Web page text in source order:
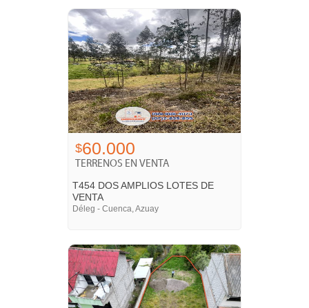
$60.000
TERRENOS EN VENTA
T454 DOS AMPLIOS LOTES DE
VENTA
Déleg - Cuenca, Azuay